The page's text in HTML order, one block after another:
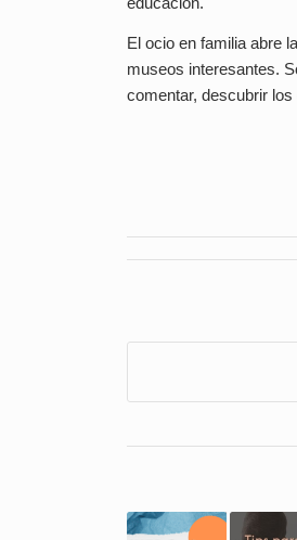
El ocio en familia abre
museos interesantes.
comentar, descubrir